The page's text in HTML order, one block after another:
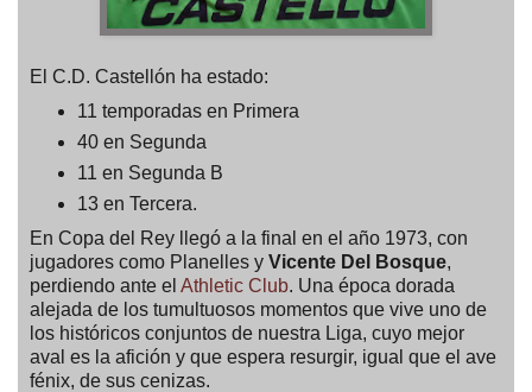
El C.D. Castellón ha estado:
11 temporadas en Primera
40 en Segunda
11 en Segunda B
13 en Tercera.
En Copa del Rey llegó a la final en el año 1973, con
jugadores como Planelles y Vicente Del Bosque,
perdiendo ante el Athletic Club. Una época dorada
alejada de los tumultuosos momentos que vive uno de
los históricos conjuntos de nuestra Liga, cuyo mejor
aval es la afición y que espera resurgir, igual que el ave
fénix, de sus cenizas.